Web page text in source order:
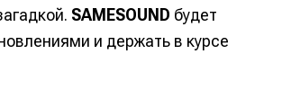
SAMESOUND будет
и держать в курсе